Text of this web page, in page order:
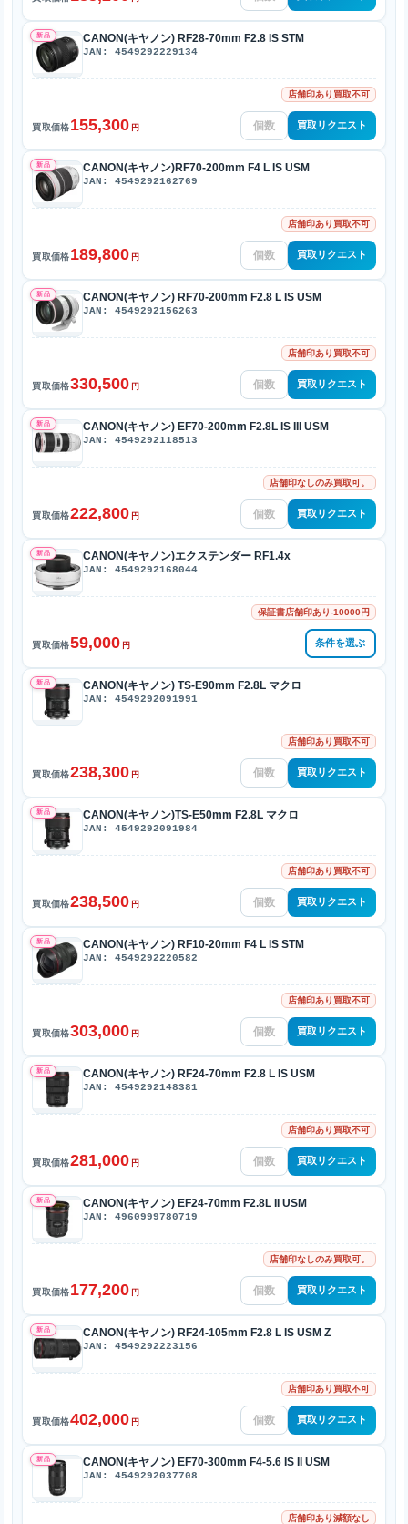
新品 CANON(キヤノン) RF28-70mm F2.8 IS STM
JAN: 4549292229134
店舗印あり買取不可
買取価格155,300 円 買取リクエスト
新品 CANON(キヤノン)RF70-200mm F4 L IS USM
JAN: 4549292162769
店舗印あり買取不可
買取価格189,800 円 買取リクエスト
新品 CANON(キヤノン) RF70-200mm F2.8 L IS USM
JAN: 4549292156263
店舗印あり買取不可
買取価格330,500 円 買取リクエスト
新品 CANON(キヤノン) EF70-200mm F2.8L IS III USM
JAN: 4549292118513
店舗印なしのみ買取可。
買取価格222,800 円 買取リクエスト
新品 CANON(キヤノン)エクステンダー RF1.4x
JAN: 4549292168044
保証書店舗印あり-10000円
買取価格59,000 円 条件を選ぶ
新品 CANON(キヤノン) TS-E90mm F2.8L マクロ
JAN: 4549292091991
店舗印あり買取不可
買取価格238,300 円 買取リクエスト
新品 CANON(キヤノン)TS-E50mm F2.8L マクロ
JAN: 4549292091984
店舗印あり買取不可
買取価格238,500 円 買取リクエスト
新品 CANON(キヤノン) RF10-20mm F4 L IS STM
JAN: 4549292220582
店舗印あり買取不可
買取価格303,000 円 買取リクエスト
新品 CANON(キヤノン) RF24-70mm F2.8 L IS USM
JAN: 4549292148381
店舗印あり買取不可
買取価格281,000 円 買取リクエスト
新品 CANON(キヤノン) EF24-70mm F2.8L II USM
JAN: 4960999780719
店舗印なしのみ買取可。
買取価格177,200 円 買取リクエスト
新品 CANON(キヤノン) RF24-105mm F2.8 L IS USM Z
JAN: 4549292223156
店舗印あり買取不可
買取価格402,000 円 買取リクエスト
新品 CANON(キヤノン) EF70-300mm F4-5.6 IS II USM
JAN: 4549292037708
店舗印あり減額なし